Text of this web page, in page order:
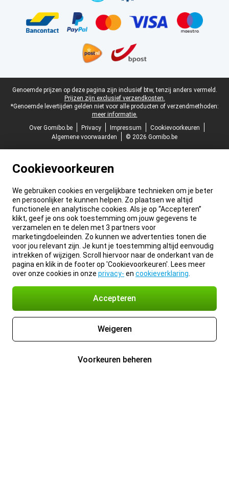
Juridische voettekst
Genoemde prijzen op deze pagina zijn inclusief btw, tenzij anders vermeld.
Prijzen zijn exclusief verzendkosten.
*Genoemde levertijden gelden niet voor alle producten of verzendmethoden:
meer informatie.
Over Gomibo.be
Privacy Impressum
Cookievoorkeuren
Algemene voorwaarden
© 2026 Gomibo.be
Cookievoorkeuren
We gebruiken cookies en vergelijkbare technieken om je beter
en persoonlijker te kunnen helpen. Zo plaatsen we altijd
functionele en analytische cookies. Als je op “Accepteren”
klikt, geef je ons ook toestemming om jouw gegevens te
verzamelen en te delen met 3 partners voor
marketingdoeleinden. Zo kunnen we advertenties tonen die
voor jou relevant zijn. Je kunt je toestemming altijd eenvoudig
intrekken of wijzigen. Scroll hiervoor naar de onderkant van de
pagina en klik in de footer op 'Cookievoorkeuren'. Lees meer
over onze cookies in onze privacy- en cookieverklaring
Accepteren
Weigeren
Voorkeuren beheren